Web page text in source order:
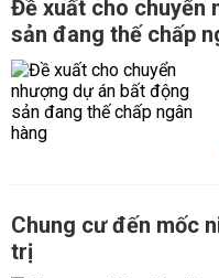
Đề xuất cho chuyển
sản đang thế chấp
Chung cư đến mốc
trị